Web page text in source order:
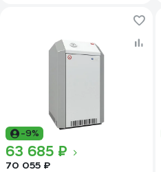
-9%
63 685 ₽
70 055 ₽